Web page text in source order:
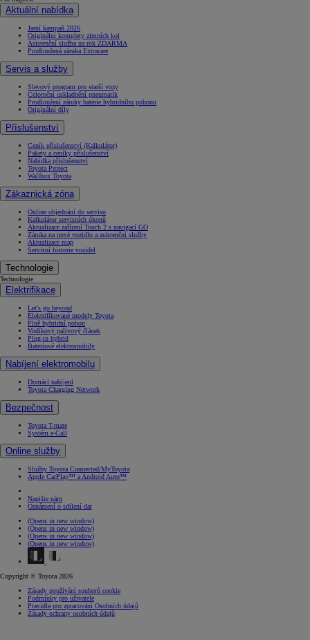
Aktuální nabídka
Jarní kampaň 2026
Originální komplety zimních kol
Asistenční služba na rok ZDARMA
Prodloužená záruka Extracare
Servis a služby
Slevový program pro starší vozy
Celoroční uskladnění pneumatik
Prodloužení záruky baterie hybridního pohonu
Originální díly
Příslušenství
Ceník příslušenství (Kalkulátor)
Pakety a ceníky příslušenství
Nabídka příslušenství
Toyota Protect
Wallbox Toyota
Zákaznická zóna
Online objednání do servisu
Kalkulátor servisních úkonů
Aktualizace zařízení Touch 2 s navigací GO
Záruka na nové vozidlo a asistenční služby
Aktualizace map
Servisní historie vozidel
Technologie
Technologie
Elektrifikace
Let's go beyond
Elektrifikované modely Toyota
Plně hybridní pohon
Vodíkový palivový článek
Plug-in hybrid
Bateriové elektromobily
Nabíjení elektromobilu
Domácí nabíjení
Toyota Charging Network
Bezpečnost
Toyota T-mate
Systém e-Call
Online služby
Služby Toyota Connected/MyToyota
Apple CarPlay™ a Android Auto™
Napište nám
Oznámení o sdílení dat
(Opens in new window)
(Opens in new window)
(Opens in new window)
(Opens in new window)
Copyright © Toyota 2026
Zásady používání souborů cookie
Podmínky pro uživatele
Pravidla pro zpracování Osobních údajů
Zásady ochrany osobních údajů